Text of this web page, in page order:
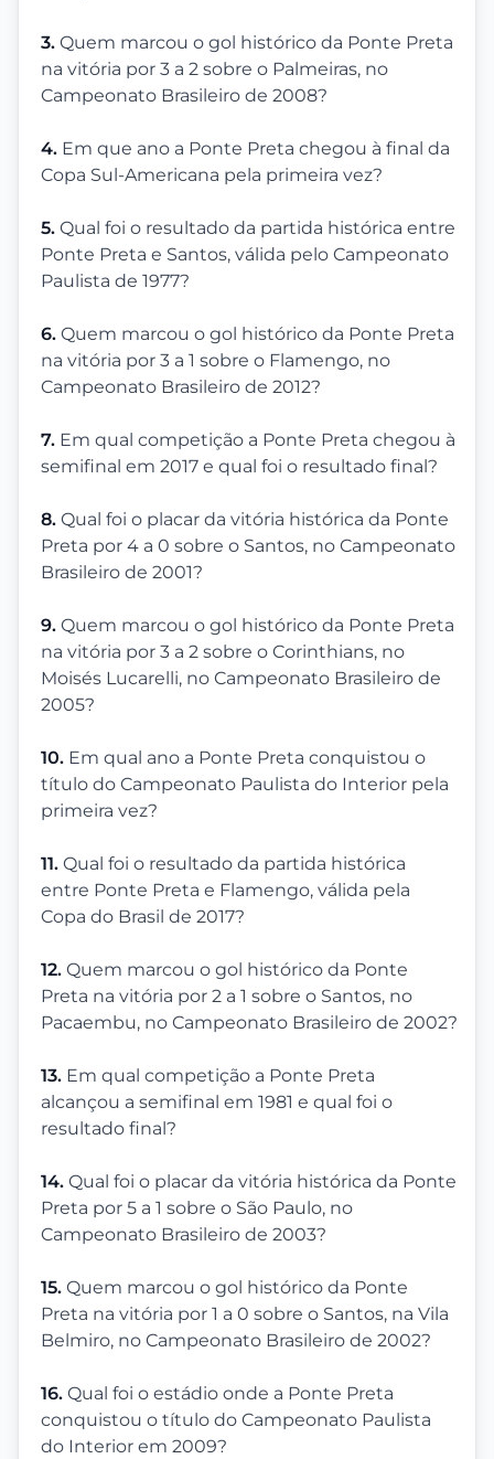
3. Quem marcou o gol histórico da Ponte Preta
na vitória por 3 a 2 sobre o Palmeiras, no
Campeonato Brasileiro de 2008?
4. Em que ano a Ponte Preta chegou à final da
Copa Sul-Americana pela primeira vez?
5. Qual foi o resultado da partida histórica entre
Ponte Preta e Santos, válida pelo Campeonato
Paulista de 1977?
6. Quem marcou o gol histórico da Ponte Preta
na vitória por 3 a 1 sobre o Flamengo, no
Campeonato Brasileiro de 2012?
7. Em qual competição a Ponte Preta chegou à
semifinal em 2017 e qual foi o resultado final?
8. Qual foi o placar da vitória histórica da Ponte
Preta por 4 a 0 sobre o Santos, no Campeonato
Brasileiro de 2001?
9. Quem marcou o gol histórico da Ponte Preta
na vitória por 3 a 2 sobre o Corinthians, no
Moisés Lucarelli, no Campeonato Brasileiro de
2005?
10. Em qual ano a Ponte Preta conquistou o
título do Campeonato Paulista do Interior pela
primeira vez?
11. Qual foi o resultado da partida histórica
entre Ponte Preta e Flamengo, válida pela
Copa do Brasil de 2017?
12. Quem marcou o gol histórico da Ponte
Preta na vitória por 2 a 1 sobre o Santos, no
Pacaembu, no Campeonato Brasileiro de 2002?
13. Em qual competição a Ponte Preta
alcançou a semifinal em 1981 e qual foi o
resultado final?
14. Qual foi o placar da vitória histórica da Ponte
Preta por 5 a 1 sobre o São Paulo, no
Campeonato Brasileiro de 2003?
15. Quem marcou o gol histórico da Ponte
Preta na vitória por 1 a 0 sobre o Santos, na Vila
Belmiro, no Campeonato Brasileiro de 2002?
16. Qual foi o estádio onde a Ponte Preta
conquistou o título do Campeonato Paulista
do Interior em 2009?